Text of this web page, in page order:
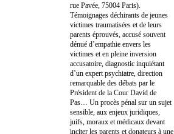
rue Pavée, 75004 Paris).
Témoignages déchirants de jeunes
victimes traumatisées et de leurs
parents éprouvés, accusé souvent
dénué d’empathie envers les
victimes et en pleine inversion
accusatoire, diagnostic inquiétant
d’un expert psychiatre, direction
remarquable des débats par le
Président de la Cour David de
Pas… Un procès pénal sur un sujet
sensible, aux enjeux juridiques,
juifs, moraux et médicaux devant
inciter les parents et donateurs à une